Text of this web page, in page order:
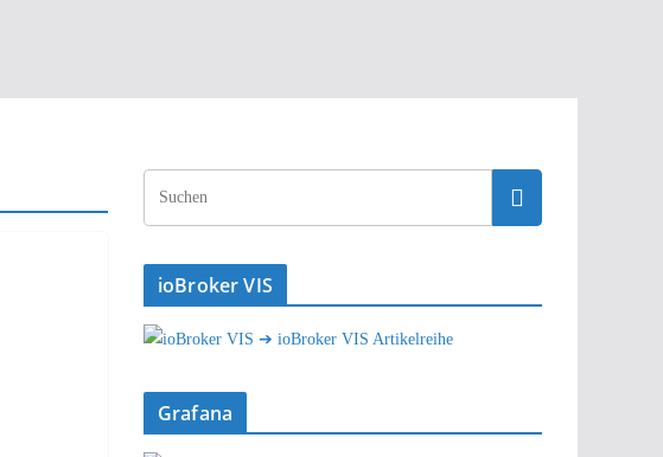
ioBroker VIS
➔ ioBroker VIS Artikelreihe
Grafana